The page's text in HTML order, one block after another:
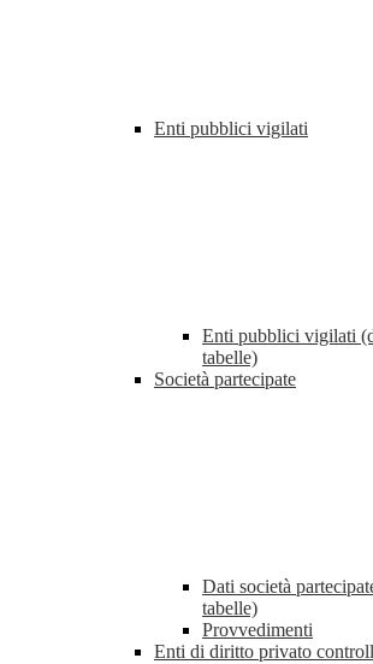
Enti pubblici vigilati
Enti pubblici vigilati
tabelle)
Società partecipate
Dati società
tabelle)
Provvedimenti
Enti di diritto privato